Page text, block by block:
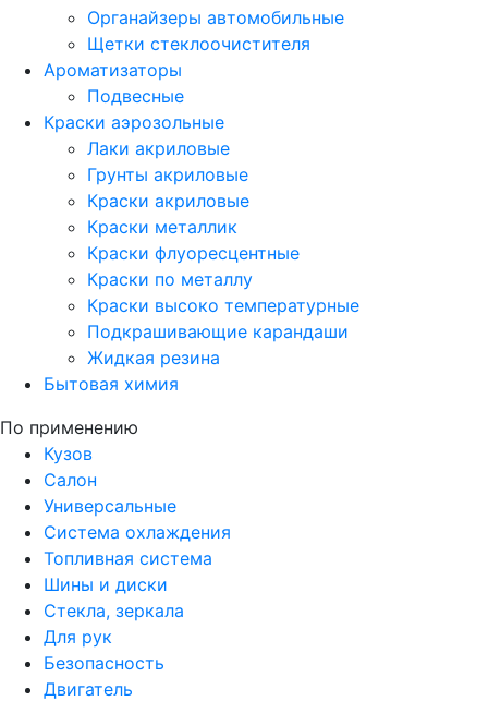
Органайзеры автомобильные
Щетки стеклоочистителя
Ароматизаторы
Подвесные
Краски аэрозольные
Лаки акриловые
Грунты акриловые
Краски акриловые
Краски металлик
Краски флуоресцентные
Краски по металлу
Краски высоко температурные
Подкрашивающие карандаши
Жидкая резина
Бытовая химия
По применению
Кузов
Салон
Универсальные
Система охлаждения
Топливная система
Шины и диски
Стекла, зеркала
Для рук
Безопасность
Двигатель